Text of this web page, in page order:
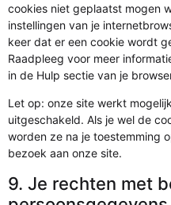
cookies niet geplaatst mogen
instellingen van je
keer dat er een cookie wordt
Raadpleeg voor meer
in de Hulp sectie van je
Let op: onze site werkt
uitgeschakeld. Als je wel de
worden ze na je toestemming
bezoek aan onze site.
9. Je rechten met